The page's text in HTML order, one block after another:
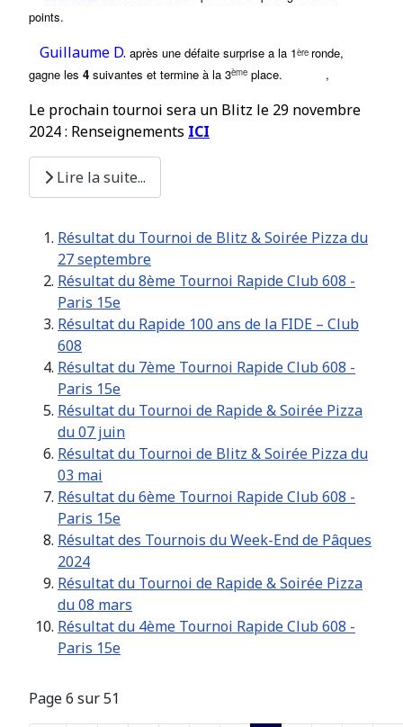
points.
Guillaume D. après une défaite surprise a la 1ère ronde,
gagne les 4 suivantes et termine à la 3ème place. ,
Le prochain tournoi sera un Blitz le 29 novembre
2024 : Renseignements ICI
Lire la suite...
Résultat du Tournoi de Blitz & Soirée Pizza du
27 septembre
Résultat du 8ème Tournoi Rapide Club 608 -
Paris 15e
Résultat du Rapide 100 ans de la FIDE – Club
608
Résultat du 7ème Tournoi Rapide Club 608 -
Paris 15e
Résultat du Tournoi de Rapide & Soirée Pizza
du 07 juin
Résultat du Tournoi de Blitz & Soirée Pizza du
03 mai
Résultat du 6ème Tournoi Rapide Club 608 -
Paris 15e
Résultat des Tournois du Week-End de Pâques
2024
Résultat du Tournoi de Rapide & Soirée Pizza
du 08 mars
Résultat du 4ème Tournoi Rapide Club 608 -
Paris 15e
Page 6 sur 51